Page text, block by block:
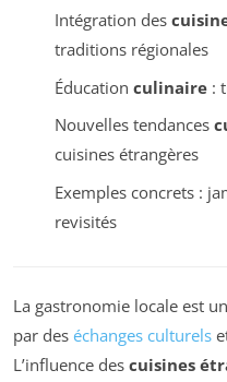
Intégration des
traditions régionales
Éducation culinaire:
Nouvelles tendances
cuisines étrangères
Exemples concrets :
revisités
La gastronomie locale est
par des échanges culturels
L’influence des cuisines